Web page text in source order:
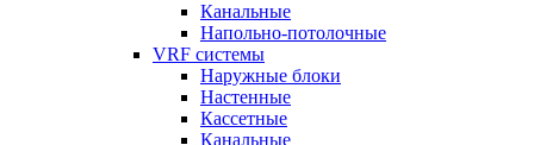
Канальные
Напольно-потолочные
VRF системы
Наружные блоки
Настенные
Кассетные
Канальные